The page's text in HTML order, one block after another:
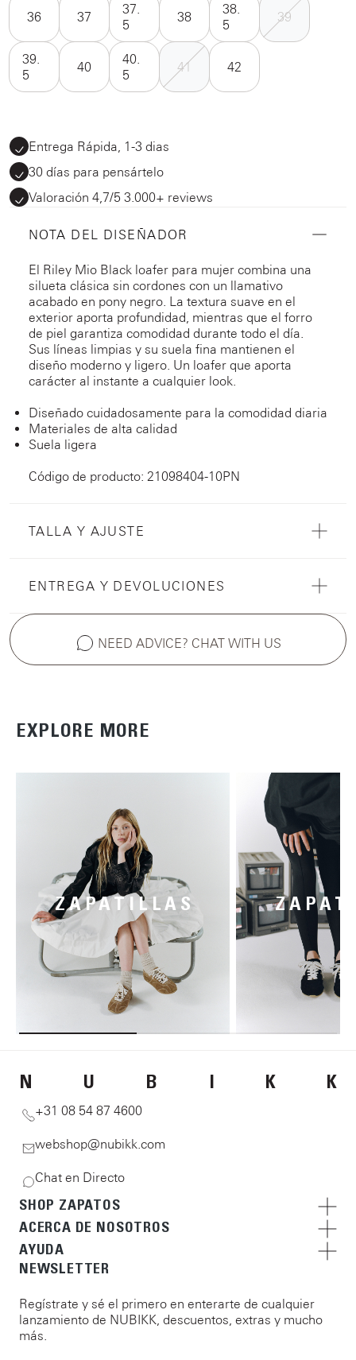
36 37
37.
5
38
38.
5
39
39.
5
40
40.
5
41 42
Entrega Rápida, 1-3 dias
30 días para pensártelo
Valoración 4,7/5 3.000+ reviews
NOTA DEL DISEÑADOR
El Riley Mio Black loafer para mujer combina una
silueta clásica sin cordones con un llamativo
acabado en pony negro. La textura suave en el
exterior aporta profundidad, mientras que el forro
de piel garantiza comodidad durante todo el día.
Sus líneas limpias y su suela fina mantienen el
diseño moderno y ligero. Un loafer que aporta
carácter al instante a cualquier look.
Diseñado cuidadosamente para la comodidad diaria
Materiales de alta calidad
Suela ligera
Código de producto: 21098404-10PN
TALLA Y AJUSTE
ENTREGA Y DEVOLUCIONES
NEED ADVICE? CHAT WITH US
EXPLORE MORE
ZAPATILLAS
N U B I K K
+31 08 54 87 4600
webshop@nubikk.com
Chat en Directo
SHOP ZAPATOS
ACERCA DE NOSOTROS
AYUDA
NEWSLETTER
Regístrate y sé el primero en enterarte de cualquier
lanzamiento de NUBIKK, descuentos, extras y mucho
más.